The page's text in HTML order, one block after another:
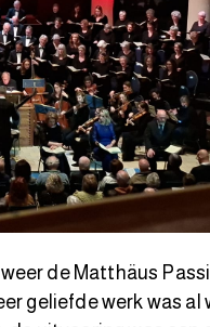
de Matthäus
geliefde werk was al